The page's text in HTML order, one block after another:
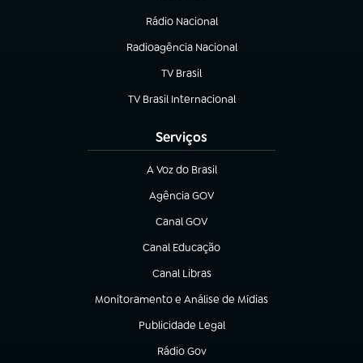
Rádio Nacional
(abre em nova aba)
Radioagência Nacional
(abre em nova aba)
TV Brasil
(abre em nova aba)
TV Brasil Internacional
(abre em nova aba)
Serviços
A Voz do Brasil
(abre em nova aba)
Agência GOV
(abre em nova aba)
Canal GOV
(abre em nova aba)
Canal Educação
(abre em nova aba)
Canal Libras
(abre em nova aba)
Monitoramento e Análise de Mídias
(abre em nova aba)
Publicidade Legal
(abre em nova aba)
Rádio Gov
(abre em nova aba)